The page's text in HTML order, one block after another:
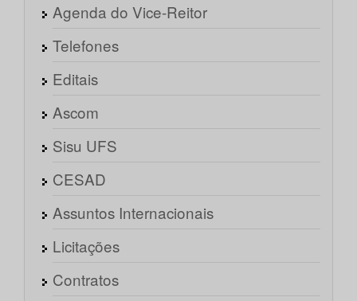
Agenda do Vice-Reitor
Telefones
Editais
Ascom
Sisu UFS
CESAD
Assuntos Internacionais
Licitações
Contratos